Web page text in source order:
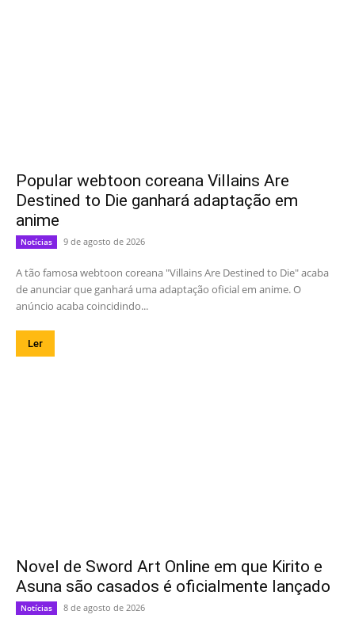
Popular webtoon coreana Villains Are
Destined to Die ganhará adaptação em
anime
Notícias 9 de agosto de 2026
A tão famosa webtoon coreana "Villains Are Destined to Die" acaba
de anunciar que ganhará uma adaptação oficial em anime. O
anúncio acaba coincidindo...
Ler
Novel de Sword Art Online em que Kirito e
Asuna são casados é oficialmente lançado
Notícias 8 de agosto de 2026